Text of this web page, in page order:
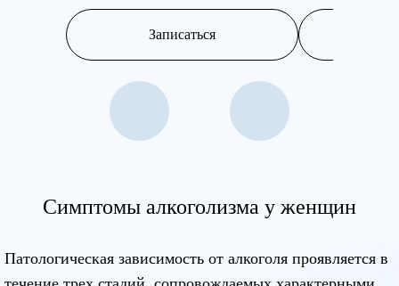
Записаться
Симптомы алкоголизма у женщин
Патологическая зависимость от алкоголя проявляется в